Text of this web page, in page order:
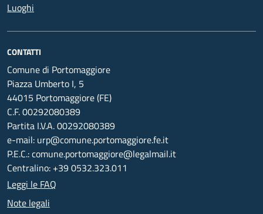
Luoghi
CONTATTI
Comune di Portomaggiore
Piazza Umberto I, 5
44015 Portomaggiore (FE)
C.F. 00292080389
Partita I.V.A. 00292080389
e-mail: urp@comune.portomaggiore.fe.it
P.E.C.: comune.portomaggiore@legalmail.it
Centralino: +39 0532.323.011
Leggi le FAQ
Note legali